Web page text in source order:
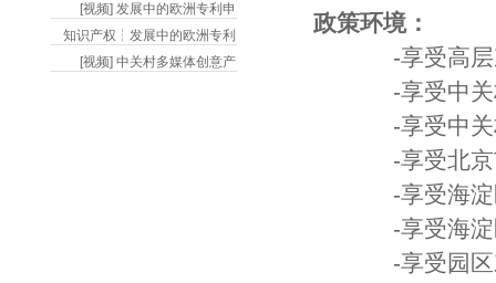
[视频] 发展中的欧洲专利申
知识产权┆发展中的欧洲专利
[视频] 中关村多媒体创意产
政策环境：
-享受高层次人
-享受中关村国
-享受中关村国
-享受北京市
-享受海淀区鼓
-享受海淀区文
-享受园区对于